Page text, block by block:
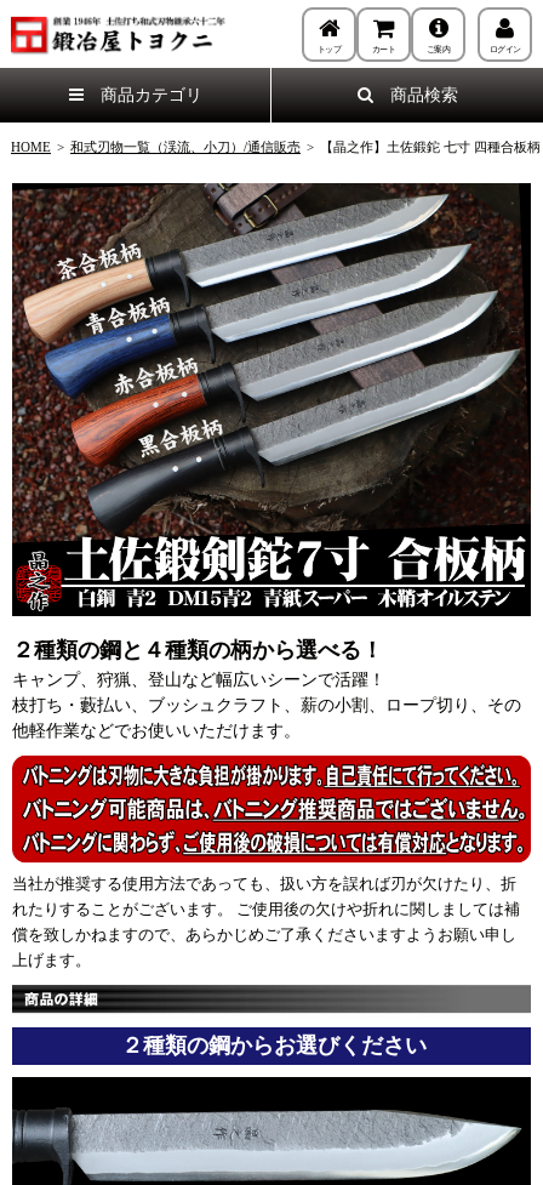
トップ カート ご案内 ログイン
商品カテゴリ 商品検索
HOME > 和式刃物一覧（渓流、小刀）/通信販売 > 【晶之作】土佐鍛鉈 七寸 四種合板柄
２種類の鋼と４種類の柄から選べる！
キャンプ、狩猟、登山など幅広いシーンで活躍！
枝打ち・藪払い、ブッシュクラフト、薪の小割、ロープ切り、その
他軽作業などでお使いいただけます。
当社が推奨する使用方法であっても、扱い方を誤れば刃が欠けたり、折
れたりすることがございます。 ご使用後の欠けや折れに関しましては補
償を致しかねますので、あらかじめご了承くださいますようお願い申し
上げます。
２種類の鋼からお選びください